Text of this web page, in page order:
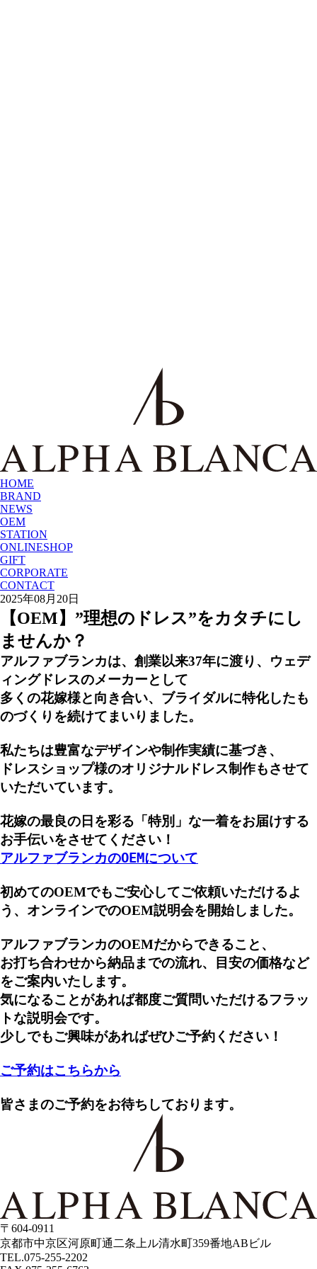
HOME
BRAND
NEWS
OEM
STATION
ONLINESHOP
GIFT
CORPORATE
CONTACT
2025年08月20日
【OEM】”理想のドレス”をカタチにし
ませんか？
アルファブランカは、創業以来37年に渡り、ウェデ
ィングドレスのメーカーとして
多くの花嫁様と向き合い、ブライダルに特化したも
のづくりを続けてまいりました。
私たちは豊富なデザインや制作実績に基づき、
ドレスショップ様のオリジナルドレス制作もさせて
いただいています。
花嫁の最良の日を彩る「特別」な一着をお届けする
お手伝いをさせてください！
アルファブランカのOEMについて
初めてのOEMでもご安心してご依頼いただけるよ
う、オンラインでのOEM説明会を開始しました。
アルファブランカのOEMだからできること、
お打ち合わせから納品までの流れ、目安の価格など
をご案内いたします。
気になることがあれば都度ご質問いただけるフラッ
トな説明会です。
少しでもご興味があればぜひご予約ください！
ご予約はこちらから
皆さまのご予約をお待ちしております。
〒604-0911
京都市中京区河原町通二条上ル清水町359番地ABビル
TEL.075-255-2202